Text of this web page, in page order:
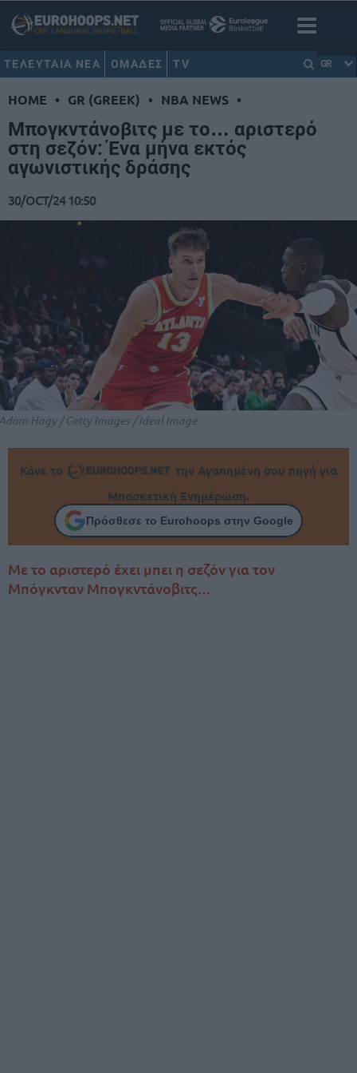
ΤΕΛΕΥΤΑΙΑ ΝΕΑ ΟΜΑΔΕΣ TV GR
HOME • GR (GREEK) • NBA NEWS •
Μπογκντάνοβιτς με το… αριστερό
στη σεζόν: Ένα μήνα εκτός
αγωνιστικής δράσης
30/OCT/24 10:50
Hagy / Getty Images / Ideal Image
Κάνε το
την Αγαπημένη σου πηγή για
Μπασκετική Ενημέρωση.
Πρόσθεσε το Eurohoops στην Google
Με το αριστερό έχει μπει η σεζόν για τον
Μπόγκνταν Μπογκντάνοβιτς…